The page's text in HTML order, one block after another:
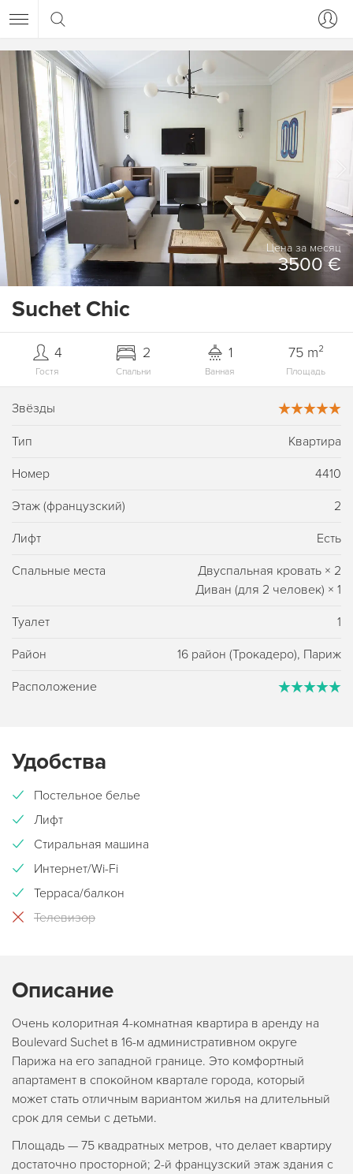
Цена за месяц
3500 €
Suchet Chic
Гостя
4
Спальни
2
Ванная
1
Площадь
75 m²
Звёзды
Тип Квартира
Номер 4410
Этаж (французский) 2
Лифт Есть
Спальные места Двуспальная кровать × 2
Диван (для 2 человек) × 1
Туалет 1
Район 16 район (Трокадеро), Париж
Расположение
Удобства
Постельное белье
Лифт
Стиральная машина
Интернет/Wi-Fi
Терраса/балкон
Телевизор
Описание
Очень колоритная 4-комнатная квартира в аренду на
Boulevard Suchet в 16-м административном округе
Парижа на его западной границе. Это комфортный
апартамент в спокойном квартале города, который
может стать отличным вариантом жилья на длительный
срок для семьи с детьми.
Площадь — 75 квадратных метров, что делает квартиру
достаточно просторной; 2-й французский этаж здания с